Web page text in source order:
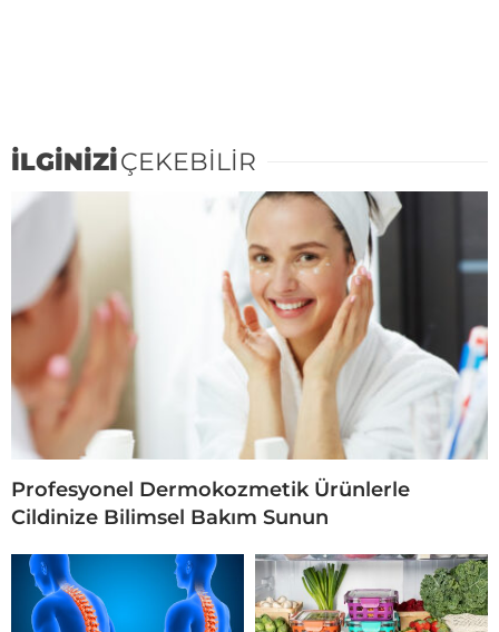
İLGİNİZİÇEKEBİLİR
Profesyonel Dermokozmetik Ürünlerle
Cildinize Bilimsel Bakım Sunun